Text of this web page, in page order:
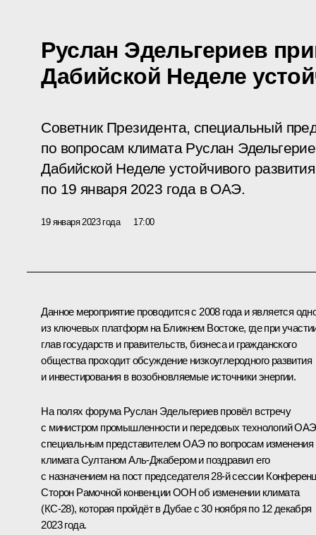
Руслан Эдельгериев
Дабийской Неделе
Советник Президента, специальный
по вопросам климата Руслан
Дабийской Неделе устойчивого
по 19 января 2023 года в ОАЭ.
19 января 2023 года 17:00
Данное мероприятие проводится с 2008 года и является
из ключевых платформ на Ближнем Востоке, где при
глав государств и правительств, бизнеса и гражданского
общества проходит обсуждение низкоуглеродного развития
и инвестирования в возобновляемые источники энергии.
На полях форума Руслан Эдельгериевпровёл встречу
с министром промышленности и передовых технологий
специальным представителем ОАЭ по вопросам изменения
климата Султаном Аль-Джабером и поздравил его
с назначением на пост председателя 28-й сессии
Сторон Рамочной конвенции ООН об изменении климата
(КС-28), которая пройдёт в Дубае с 30 ноября по 12 декабря
2023 года.